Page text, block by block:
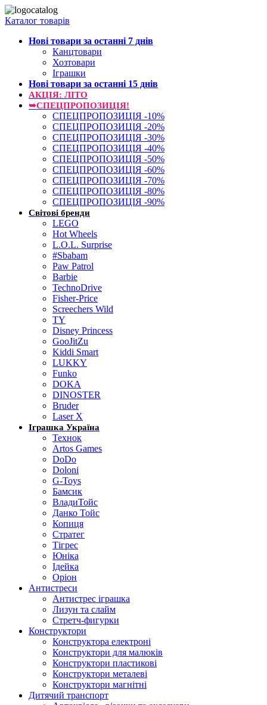
Каталог товарів
Нові товари за останнi 7 днiв
Канцтовари
Хозтовари
Іграшки
Нові товари за останнi 15 днiв
АКЦІЯ: ЛІТО
➥СПЕЦПРОПОЗИЦІЯ!
СПЕЦПРОПОЗИЦІЯ -10%
СПЕЦПРОПОЗИЦІЯ -20%
СПЕЦПРОПОЗИЦІЯ -30%
СПЕЦПРОПОЗИЦІЯ -40%
СПЕЦПРОПОЗИЦІЯ -50%
СПЕЦПРОПОЗИЦІЯ -60%
СПЕЦПРОПОЗИЦІЯ -70%
СПЕЦПРОПОЗИЦІЯ -80%
СПЕЦПРОПОЗИЦІЯ -90%
Світові бренди
LEGO
Hot Wheels
L.O.L. Surprise
#Sbabam
Paw Patrol
Barbie
TechnoDrive
Fisher-Price
Screechers Wild
TY
Disney Princess
GooJitZu
Kiddi Smart
LUKKY
Funko
DOKA
DINOSTER
Bruder
Laser X
Іграшка Україна
Технок
Artos Games
DoDo
Doloni
G-Toys
Бамсик
ВладиТойс
Данко Тойс
Копиця
Стратег
Тігрес
Юніка
Ідейка
Оріон
Антистреси
Антистрес іграшка
Лизун та слайм
Стретч-фигурки
Конструктори
Конструктора електроні
Конструктори для малюків
Конструктори пластикові
Конструктори металеві
Конструктори магнітні
Дитячий транспорт